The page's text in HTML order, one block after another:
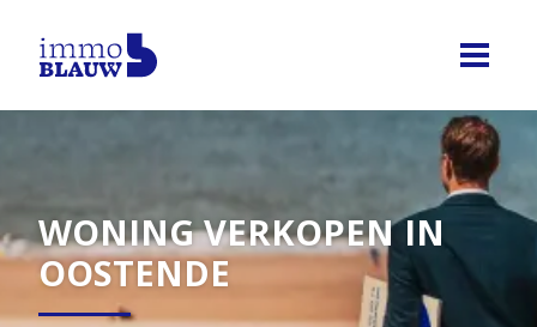
WONING VERKOPEN IN
OOSTENDE